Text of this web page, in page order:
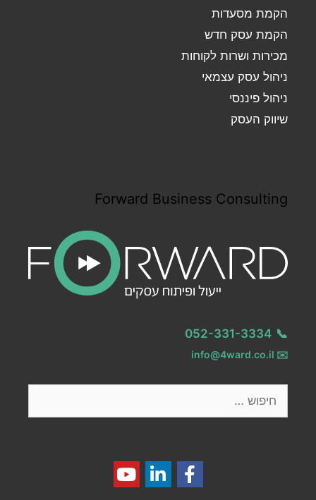
הקמת מסעדות
הקמת עסק חדש
מכירות ושרות לקוחות
ניהול עסק עצמאי
ניהול פיננסי
שיווק העסק
Forward Business Consulting
📞
052-331-3334
✉️
info@4ward.co.il